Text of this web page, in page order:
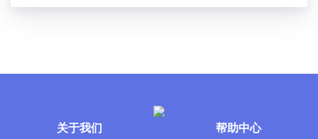
【Note】There may be small difference in the design
see on the mockup generator exactly, please in kind
关于我们 帮助中心